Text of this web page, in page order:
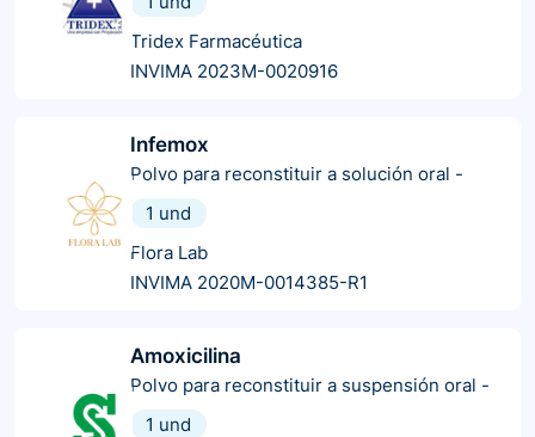
Tridex Farmacéutica
INVIMA 2023M-0020916
Infemox
Polvo para reconstituir a solución oral -
1 und
Flora Lab
INVIMA 2020M-0014385-R1
Amoxicilina
Polvo para reconstituir a suspensión oral -
1 und